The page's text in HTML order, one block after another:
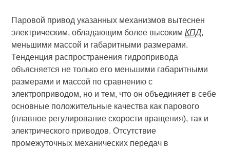
Паровой привод указанных механизмов вытеснен
электрическим, обладающим более высокимКПД,
меньшими массой и габаритными размерами.
Тенденция распространения гидропривода
объясняется не только его меньшими габаритными
размерами и массой по сравнению с
электроприводом, но и тем, что он объединяет в себе
основные положительные качества как парового
(плавное регулирование скорости вращения), так и
электрического приводов. Отсутствие
промежуточных механических передач в